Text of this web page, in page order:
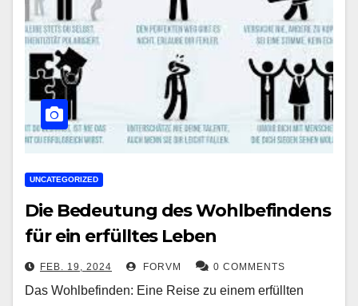
UNCATEGORIZED
Die Bedeutung des Wohlbefindens
für ein erfülltes Leben
FEB. 19, 2024 FORVM 0 COMMENTS
Das Wohlbefinden: Eine Reise zu einem erfüllten